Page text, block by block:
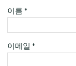
이름 *
이메일 *